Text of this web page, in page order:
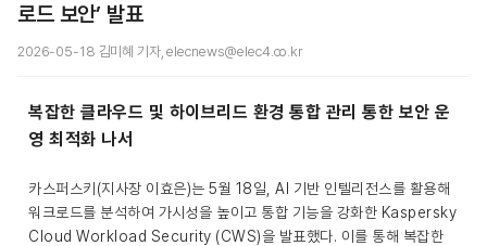
로드 보안’ 발표
2026-05-18 김미혜 기자, elecnews@elec4.co.kr
복잡한 클라우드 및 하이브리드 환경 통합 관리 통한 보안 운
영 최적화 나서
카스퍼스키(지사장 이효은)는 5월 18일, AI 기반 인텔리전스를 활용해
워크로드를 분석하여 가시성을 높이고 통합 기능을 강화한 Kaspersky
Cloud Workload Security (CWS)을 발표했다. 이를 통해 복잡한